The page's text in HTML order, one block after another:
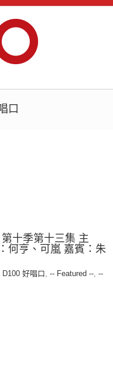
口
十季第十三集 主
何亨、可嵐 嘉賓：朱
好唱口, -- Featured --, --